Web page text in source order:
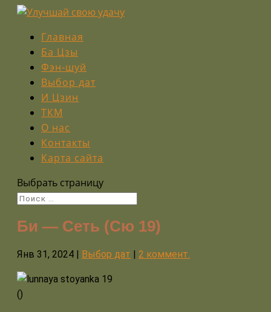
Главная
Ба Цзы
Фэн-шуй
Выбор дат
И Цзин
ТКМ
О нас
Контакты
Карта сайта
Выбрать страницу
Би — Сеть (Сю 19)
Янв 31, 2024 Выбор дат 2 коммент.
()